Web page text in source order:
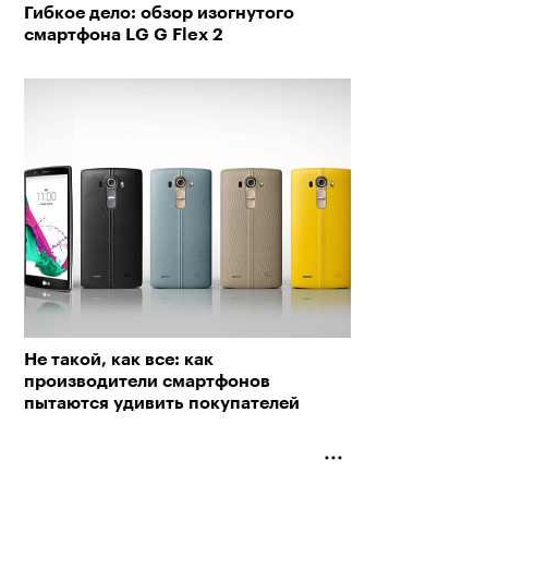
Гибкое дело: обзор изогнутого
смартфона LG G Flex 2
Не такой, как все: как
производители смартфонов
пытаются удивить покупателей
Локарно-2025: объединение двух
Корей и мир, в котором нет
терапии
Почему важны гормоны стресса